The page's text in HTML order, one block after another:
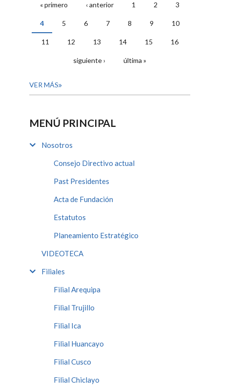
PÁGINAS
« primero ‹ anterior 1 2 3
4 5 6 7 8 9 10
11 12 13 14 15 16
siguiente › última »
VER MÁS
MENÚ PRINCIPAL
Nosotros
Consejo Directivo actual
Past Presidentes
Acta de Fundación
Estatutos
Planeamiento Estratégico
VIDEOTECA
Filiales
Filial Arequipa
Filial Trujillo
Filial Ica
Filial Huancayo
Filial Cusco
Filial Chiclayo